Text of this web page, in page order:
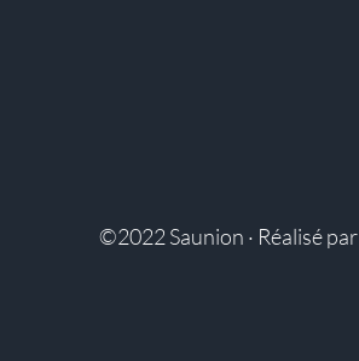
©2022 Saunion · Réalisé par